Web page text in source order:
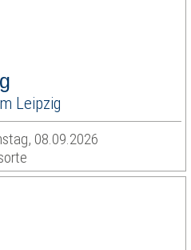
Leipzig
08.09.2026